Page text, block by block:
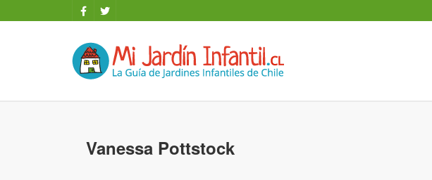
Vanessa Pottstock